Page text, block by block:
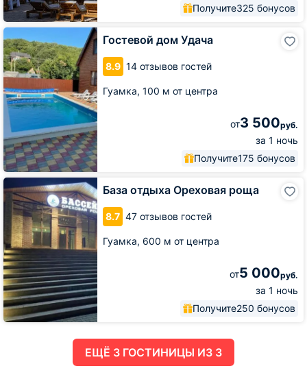
Получите325 бонусов
Гостевой дом Удача
8.9 14 отзывов гостей
Гуамка, 100 м от центра
от3 500руб.
за 1 ночь
Получите175 бонусов
Гостевой
дом
Удача
База отдыха Ореховая роща
8.7 47 отзывов гостей
Гуамка, 600 м от центра
от5 000руб.
за 1 ночь
Получите250 бонусов
База
отдыха
Ореховая
роща
ЕЩË 3 ГОСТИНИЦЫ ИЗ 3